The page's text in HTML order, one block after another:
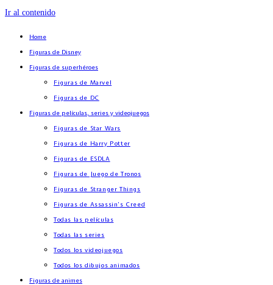
Ir al contenido
Home
Figuras de Disney
Figuras de superhéroes
Figuras de Marvel
Figuras de DC
Figuras de películas, series y videojuegos
Figuras de Star Wars
Figuras de Harry Potter
Figuras de ESDLA
Figuras de Juego de Tronos
Figuras de Stranger Things
Figuras de Assassin’s Creed
Todas las películas
Todas las series
Todos los videojuegos
Todos los dibujos animados
Figuras de animes